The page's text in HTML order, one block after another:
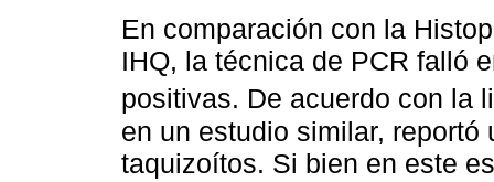
En comparación con la
IHQ, la técnica de PCR falló
positivas. De acuerdo con la
en un estudio similar,
taquizoítos. Si bien en este